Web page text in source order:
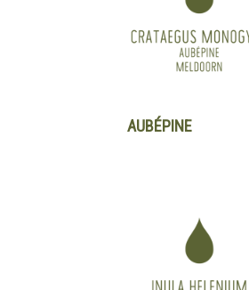
AUBÉPINE